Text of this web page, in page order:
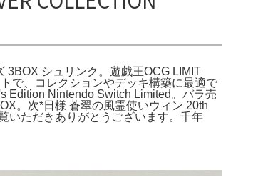
3BOX シュリンク。遊戯王OCG LIMIT
で、コレクションやデッキ構築に最適で
Edition Nintendo Switch Limited。バラ売
。次*日様 蒼翠の風霊使いウィン 20th
いただきありがとうございます。千年